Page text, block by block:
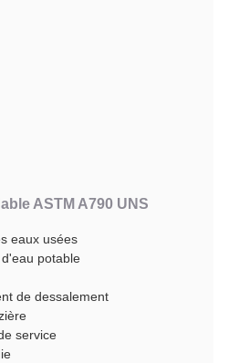
ASTM A790 UNS
eaux usées
potable
de dessalement
service